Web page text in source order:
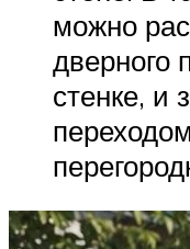
можно
дверного
стенке, и